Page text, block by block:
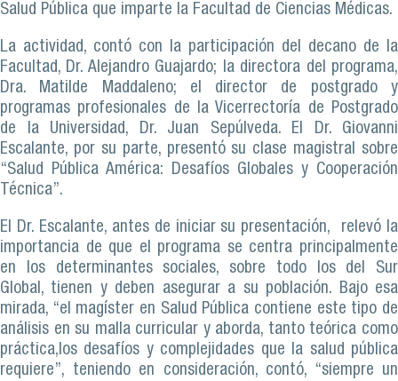
Salud Pública que imparte la Facultad de Ciencias Médicas.
La actividad, contó con la participación del decano de la
Facultad, Dr. Alejandro Guajardo; la directora del programa,
Dra. Matilde Maddaleno; el director de postgrado y
programas profesionales de la Vicerrectoría de Postgrado
de la Universidad, Dr. Juan Sepúlveda. El Dr. Giovanni
Escalante, por su parte, presentó su clase magistral sobre
“Salud Pública América: Desafíos Globales y Cooperación
Técnica”.
El Dr. Escalante, antes de iniciar su presentación, relevó la
importancia de que el programa se centra principalmente
en los determinantes sociales, sobre todo los del Sur
Global, tienen y deben asegurar a su población. Bajo esa
mirada, “el magíster en Salud Pública contiene este tipo de
análisis en su malla curricular y aborda, tanto teórica como
práctica,los desafíos y complejidades que la salud pública
requiere”, teniendo en consideración, contó, “siempre un